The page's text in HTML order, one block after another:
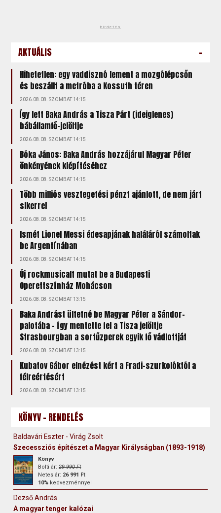
hirdetés
AKTUÁLIS -
Hihetetlen: egy vaddisznó lement a mozgólépcsőn
és beszállt a metróba a Kossuth téren
2026.08.08. SZOMBAT 14:15
Így lett Baka András a Tisza Párt (ideiglenes)
bábállamfő-jelöltje
2026.08.08. SZOMBAT 14:15
Bóka János: Baka András hozzájárul Magyar Péter
önkényének kiépítéséhez
2026.08.08. SZOMBAT 14:15
Több milliós vesztegetési pénzt ajánlott, de nem járt
sikerrel
2026.08.08. SZOMBAT 14:15
Ismét Lionel Messi édesapjának haláláról számoltak
be Argentínában
2026.08.08. SZOMBAT 14:15
Új rockmusicalt mutat be a Budapesti
Operettszínház Mohácson
2026.08.08. SZOMBAT 13:15
Baka Andrást ültetné be Magyar Péter a Sándor-
palotába – így mentette fel a Tisza jelöltje
Strasbourgban a sortűzperek egyik fő vádlottját
2026.08.08. SZOMBAT 13:15
Kubatov Gábor elnézést kért a Fradi-szurkolóktól a
félreértésért
2026.08.08. SZOMBAT 13:15
KÖNYV - RENDELÉS
Baldavári Eszter - Virág Zsolt
Szecessziós építészet a Magyar Királyságban (1893-1918)
Könyv
Bolti ár:29 990 Ft
Netes ár: 26 991 Ft
10% kedvezménnyel
Dezső András
A magyar tenger kalózai